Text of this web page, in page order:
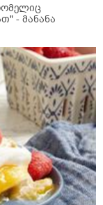
- მანანა